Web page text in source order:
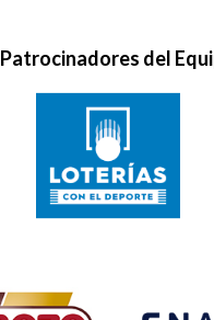
Patrocinadores del